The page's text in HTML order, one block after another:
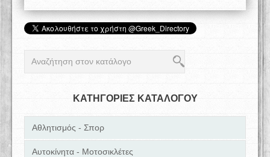
ΚΑΤΗΓΟΡΙΕΣ ΚΑΤΑΛΟΓΟΥ
Αθλητισμός - Σπορ
Αυτοκίνητα - Μοτοσικλέτες